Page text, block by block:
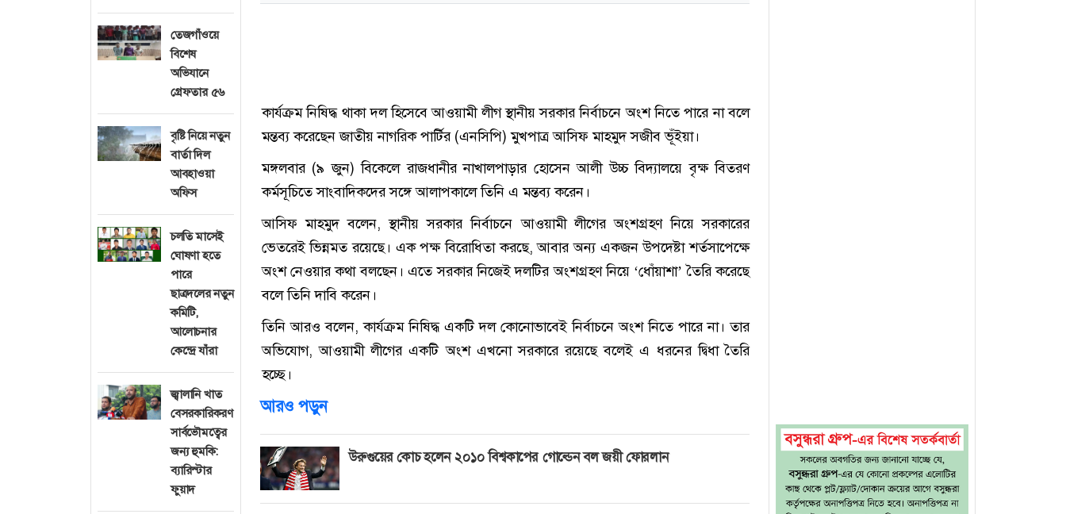
তেজগাঁওয়ে
বিশেষ
অভিযানে
গ্রেফতার ৫৬
বৃষ্টি নিয়ে নতুন
বার্তা দিল
আবহাওয়া
অফিস
চলতি মাসেই
ঘোষণা হতে
পারে
ছাত্রদলের নতুন
কমিটি,
আলোচনার
কেন্দ্রে যাঁরা
জ্বালানি খাত
বেসরকারিকরণ
সার্বভৌমত্বের
জন্য হুমকি:
ব্যারিস্টার
ফুয়াদ
কার্যক্রম নিষিদ্ধ থাকা দল হিসেবে আওয়ামী লীগ স্থানীয় সরকার নির্বাচনে অংশ নিতে পারে না বলে
মন্তব্য করেছেন জাতীয় নাগরিক পার্টির (এনসিপি) মুখপাত্র আসিফ মাহমুদ সজীব ভূঁইয়া।
মঙ্গলবার (৯ জুন) বিকেলে রাজধানীর নাখালপাড়ার হোসেন আলী উচ্চ বিদ্যালয়ে বৃক্ষ বিতরণ
কর্মসূচিতে সাংবাদিকদের সঙ্গে আলাপকালে তিনি এ মন্তব্য করেন।
আসিফ মাহমুদ বলেন, স্থানীয় সরকার নির্বাচনে আওয়ামী লীগের অংশগ্রহণ নিয়ে সরকারের
ভেতরেই ভিন্নমত রয়েছে। এক পক্ষ বিরোধিতা করছে, আবার অন্য একজন উপদেষ্টা শর্তসাপেক্ষে
অংশ নেওয়ার কথা বলছেন। এতে সরকার নিজেই দলটির অংশগ্রহণ নিয়ে ‘ধোঁয়াশা’ তৈরি করেছে
বলে তিনি দাবি করেন।
তিনি আরও বলেন, কার্যক্রম নিষিদ্ধ একটি দল কোনোভাবেই নির্বাচনে অংশ নিতে পারে না। তার
অভিযোগ, আওয়ামী লীগের একটি অংশ এখনো সরকারে রয়েছে বলেই এ ধরনের দ্বিধা তৈরি
হচ্ছে।
আরও পড়ুন
উরুগুয়ের কোচ হলেন ২০১০ বিশ্বকাপের গোল্ডেন বল জয়ী ফোরলান